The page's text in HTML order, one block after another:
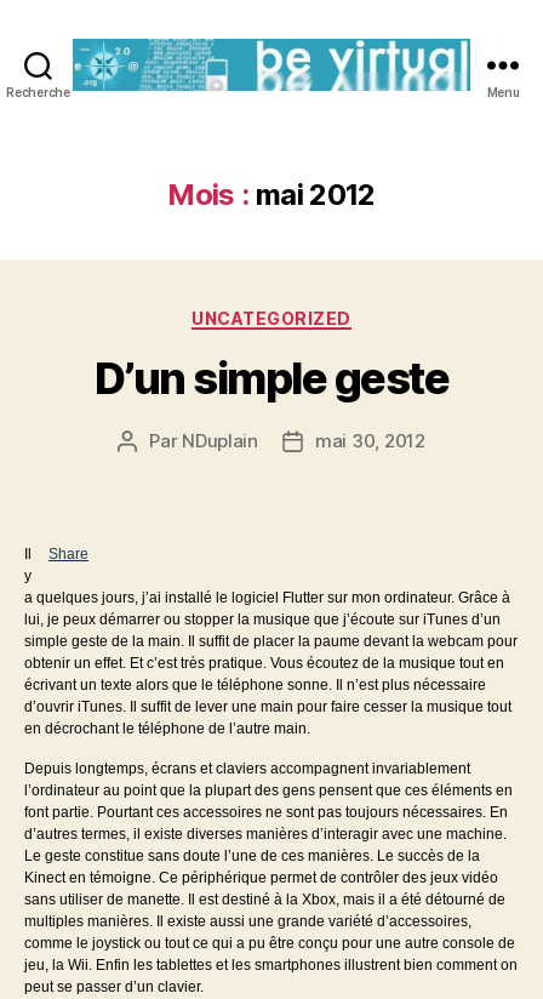
Recherche Menu
Mois : mai 2012
Catégories
UNCATEGORIZED
D’un simple geste
Auteur
Par NDuplain
Datemai 30, 2012
Share
Il
y
a quelques jours, j’ai installé le logiciel Flutter sur mon ordinateur. Grâce à
lui, je peux démarrer ou stopper la musique que j’écoute sur iTunes d’un
simple geste de la main. Il suffit de placer la paume devant la webcam pour
obtenir un effet. Et c’est très pratique. Vous écoutez de la musique tout en
écrivant un texte alors que le téléphone sonne. Il n’est plus nécessaire
d’ouvrir iTunes. Il suffit de lever une main pour faire cesser la musique tout
en décrochant le téléphone de l’autre main.
Depuis longtemps, écrans et claviers accompagnent invariablement
l’ordinateur au point que la plupart des gens pensent que ces éléments en
font partie. Pourtant ces accessoires ne sont pas toujours nécessaires. En
d’autres termes, il existe diverses manières d’interagir avec une machine.
Le geste constitue sans doute l’une de ces manières. Le succès de la
Kinect en témoigne. Ce périphérique permet de contrôler des jeux vidéo
sans utiliser de manette. Il est destiné à la Xbox, mais il a été détourné de
multiples manières. Il existe aussi une grande variété d’accessoires,
comme le joystick ou tout ce qui a pu être conçu pour une autre console de
jeu, la Wii. Enfin les tablettes et les smartphones illustrent bien comment on
peut se passer d’un clavier.